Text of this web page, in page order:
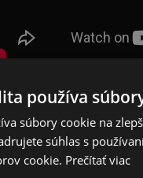
používa
súbory cookie na
súhlas s
cookie. Prečítať viac